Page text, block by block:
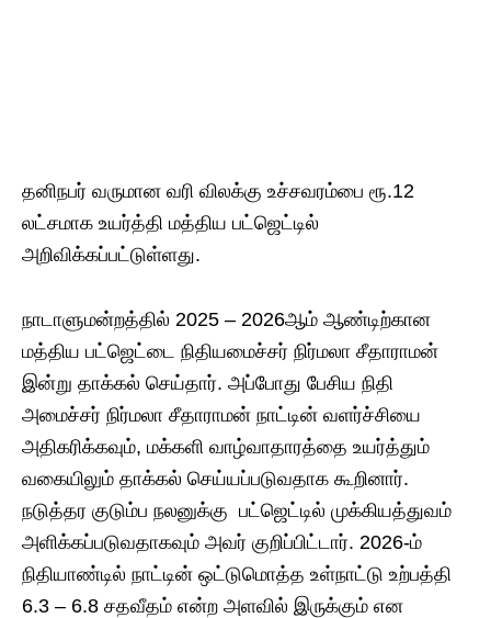
தனிநபர் வருமான வரி விலக்கு உச்சவரம்பை ரூ.12
லட்சமாக உயர்த்தி மத்திய பட்ஜெட்டில்
அறிவிக்கப்பட்டுள்ளது.
நாடாளுமன்றத்தில் 2025 – 2026ஆம் ஆண்டிற்கான
மத்திய பட்ஜெட்டை நிதியமைச்சர் நிர்மலா சீதாராமன்
இன்று தாக்கல் செய்தார். அப்போது பேசிய நிதி
அமைச்சர் நிர்மலா சீதாராமன் நாட்டின் வளர்ச்சியை
அதிகரிக்கவும், மக்களி வாழ்வாதாரத்தை உயர்த்தும்
வகையிலும் தாக்கல் செய்யப்படுவதாக கூறினார்.
நடுத்தர குடும்ப நலனுக்கு பட்ஜெட்டில் முக்கியத்துவம்
அளிக்கப்படுவதாகவும் அவர் குறிப்பிட்டார். 2026-ம்
நிதியாண்டில் நாட்டின் ஒட்டுமொத்த உள்நாட்டு உற்பத்தி
6.3 – 6.8 சதவீதம் என்ற அளவில் இருக்கும் என